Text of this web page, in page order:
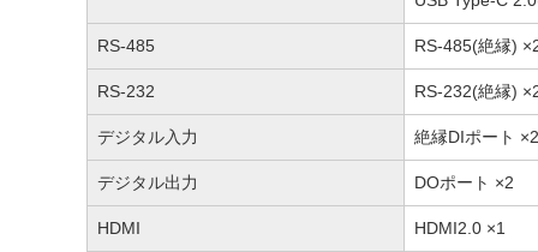
RS-485 RS-485(絶縁)
RS-232 RS-232(絶縁)
デジタル入力 絶縁DIポート
デジタル出力 DOポート ×2
HDMI HDMI2.0 ×1